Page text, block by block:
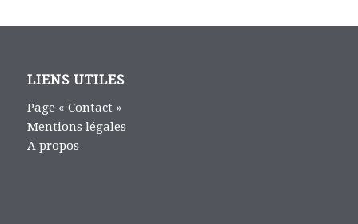
LIENS UTILES
Page « Contact »
Mentions légales
A propos